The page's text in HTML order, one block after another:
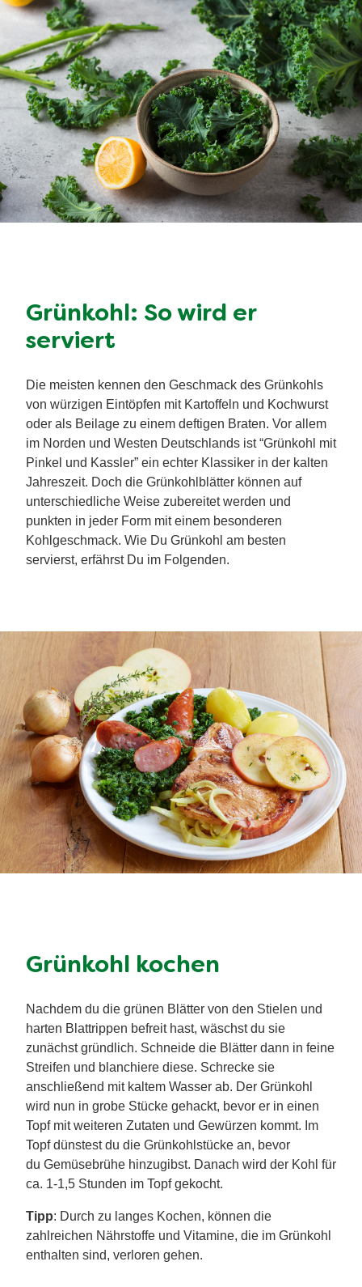
Grünkohl: So wird er
serviert
Die meisten kennen den Geschmack des Grünkohls
von würzigen Eintöpfen mit Kartoffeln und Kochwurst
oder als Beilage zu einem deftigen Braten. Vor allem
im Norden und Westen Deutschlands ist “Grünkohl mit
Pinkel und Kassler” ein echter Klassiker in der kalten
Jahreszeit. Doch die Grünkohlblätter können auf
unterschiedliche Weise zubereitet werden und
punkten in jeder Form mit einem besonderen
Kohlgeschmack. Wie Du Grünkohl am besten
servierst, erfährst Du im Folgenden.
Grünkohl kochen
Nachdem du die grünen Blätter von den Stielen und
harten Blattrippen befreit hast, wäschst du sie
zunächst gründlich. Schneide die Blätter dann in feine
Streifen und blanchiere diese. Schrecke sie
anschließend mit kaltem Wasser ab. Der Grünkohl
wird nun in grobe Stücke gehackt, bevor er in einen
Topf mit weiteren Zutaten und Gewürzen kommt. Im
Topf dünstest du die Grünkohlstücke an, bevor
du Gemüsebrühe hinzugibst. Danach wird der Kohl für
ca. 1-1,5 Stunden im Topf gekocht.
Tipp: Durch zu langes Kochen, können die
zahlreichen Nährstoffe und Vitamine, die im Grünkohl
enthalten sind, verloren gehen.